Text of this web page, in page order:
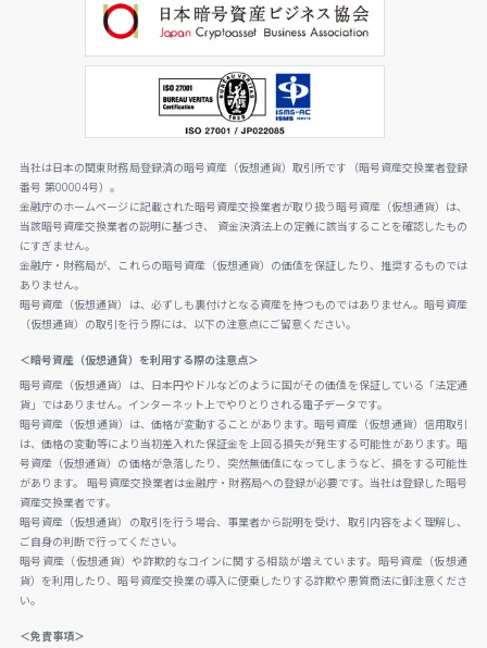
当社は日本の関東財務局登録済の暗号資産（仮想通貨）取引所です（暗号資産交換業者登録
番号 第00004号）。
金融庁のホームページに記載された暗号資産交換業者が取り扱う暗号資産（仮想通貨）は、
当該暗号資産交換業者の説明に基づき、 資金決済法上の定義に該当することを確認したもの
にすぎません。
金融庁・財務局が、これらの暗号資産（仮想通貨）の価値を保証したり、推奨するものでは
ありません。
暗号資産（仮想通貨）は、必ずしも裏付けとなる資産を持つものではありません。暗号資産
（仮想通貨）の取引を行う際には、以下の注意点にご留意ください。
＜暗号資産（仮想通貨）を利用する際の注意点＞
暗号資産（仮想通貨）は、日本円やドルなどのように国がその価値を保証している「法定通
貨」ではありません。インターネット上でやりとりされる電子データです。
暗号資産（仮想通貨）は、価格が変動することがあります。暗号資産（仮想通貨）信用取引
は、価格の変動等により当初差入れた保証金を上回る損失が発生する可能性があります。暗
号資産（仮想通貨）の価格が急落したり、突然無価値になってしまうなど、損をする可能性
があります。 暗号資産交換業者は金融庁・財務局への登録が必要です。当社は登録した暗号
資産交換業者です。
暗号資産（仮想通貨）の取引を行う場合、事業者から説明を受け、取引内容をよく理解し、
ご自身の判断で行ってください。
暗号資産（仮想通貨）や詐欺的なコインに関する相談が増えています。暗号資産（仮想通
貨）を利用したり、暗号資産交換業の導入に便乗したりする詐欺や悪質商法に御注意くださ
い。
＜免責事項＞